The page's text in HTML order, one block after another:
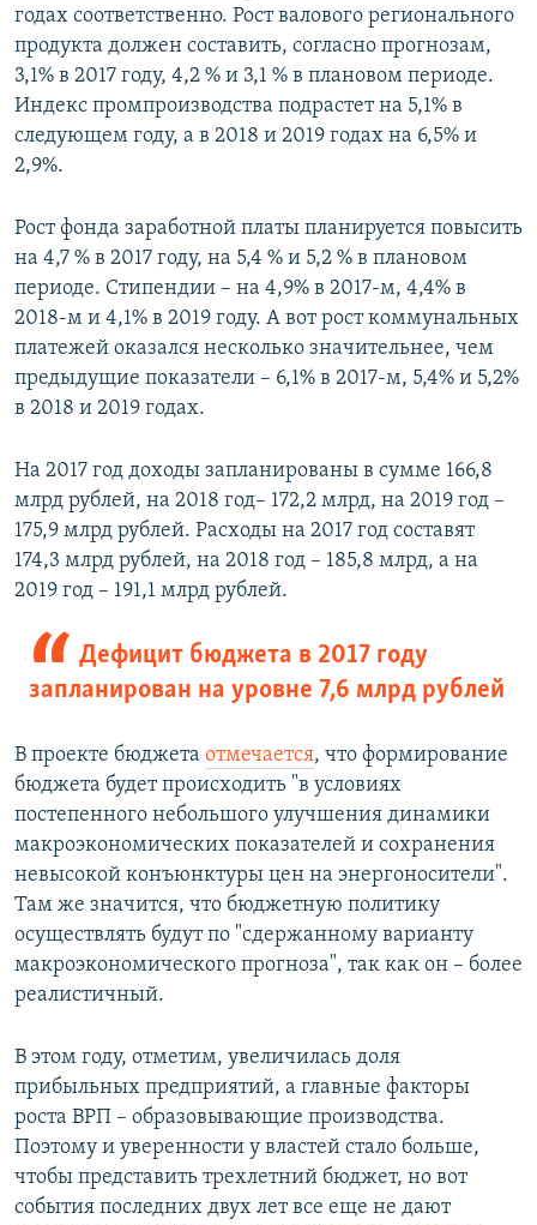
годах соответственно. Рост валового регионального
продукта должен составить, согласно прогнозам,
3,1% в 2017 году, 4,2 % и 3,1 % в плановом периоде.
Индекс промпроизводства подрастет на 5,1% в
следующем году, а в 2018 и 2019 годах на 6,5% и
2,9%.
Рост фонда заработной платы планируется повысить
на 4,7 % в 2017 году, на 5,4 % и 5,2 % в плановом
периоде. Стипендии – на 4,9% в 2017-м, 4,4% в
2018-м и 4,1% в 2019 году. А вот рост коммунальных
платежей оказался несколько значительнее, чем
предыдущие показатели – 6,1% в 2017-м, 5,4% и 5,2%
в 2018 и 2019 годах.
На 2017 год доходы запланированы в сумме 166,8
млрд рублей, на 2018 год– 172,2 млрд, на 2019 год –
175,9 млрд рублей. Расходы на 2017 год составят
174,3 млрд рублей, на 2018 год – 185,8 млрд, а на
2019 год – 191,1 млрд рублей.
Дефицит бюджета в 2017 году
запланирован на уровне 7,6 млрд рублей
В проекте бюджета отмечается, что формирование
бюджета будет происходить "в условиях
постепенного небольшого улучшения динамики
макроэкономических показателей и сохранения
невысокой конъюнктуры цен на энергоносители".
Там же значится, что бюджетную политику
осуществлять будут по "сдержанному варианту
макроэкономического прогноза", так как он – более
реалистичный.
В этом году, отметим, увеличилась доля
прибыльных предприятий, а главные факторы
роста ВРП – образовывающие производства.
Поэтому и уверенности у властей стало больше,
чтобы представить трехлетний бюджет, но вот
события последних двух лет все еще не дают